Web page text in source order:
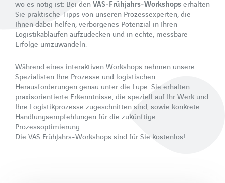
Werkssicherheit
VAS SAFETYFLOW
Services
Prozessanalyse
Branchen
wo es nötig ist: Bei den VAS-Frühjahrs-Workshops erhalten
Sie praktische Tipps von unseren Prozessexperten, die
Ihnen dabei helfen, verborgenes Potenzial in Ihren
Logistikabläufen aufzudecken und in echte, messbare
Erfolge umzuwandeln.
Während eines interaktiven Workshops nehmen unsere
Spezialisten Ihre Prozesse und logistischen
Herausforderungen genau unter die Lupe. Sie erhalten
praxisorientierte Erkenntnisse, die speziell auf Ihr Werk und
Ihre Logistikprozesse zugeschnitten sind, sowie konkrete
Handlungsempfehlungen für die zukünftige
Prozessoptimierung.
Die VAS Frühjahrs-Workshops sind für Sie kostenlos!